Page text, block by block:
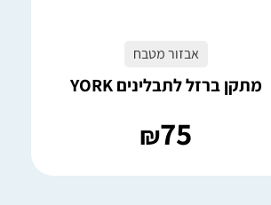
אבזור מטבח
מתקן ברזל לתבלינים YORK
₪75